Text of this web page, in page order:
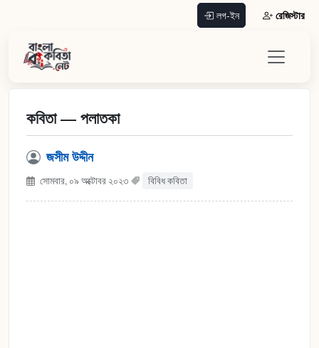
লগ-ইন রেজিস্টার
কবিতা — পলাতকা
জসীম উদ্দীন
সোমবার, ০৯ অক্টোবর ২০২৩ বিবিধ কবিতা